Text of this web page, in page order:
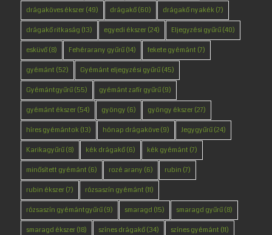
drágaköves ékszer(49) drágakő(60) drágakő nyakék(7)
drágakő ritkaság (13) egyedi ékszer(24) Eljegyzési gyűrű(40)
esküvő(8) Fehérarany gyűrű(14) fekete gyémánt (7)
gyémánt (52) Gyémánt eljegyzési gyűrű(45)
Gyémántgyűrű(55) gyémánt zafír gyűrű(9)
gyémánt ékszer(54) gyöngy (6) gyöngy ékszer(27)
híres gyémántok(13) hónap drágaköve(9) Jegygyűrű(24)
Karikagyűrű(8) kék drágakő(6) kék gyémánt (7)
minősített gyémánt (6) rozé arany (6) rubin (7)
rubin ékszer(7) rózsaszín gyémánt (11)
rózsaszín gyémántgyűrű(9) smaragd (15) smaragd gyűrű(8)
smaragd ékszer(18) színes drágakő(34) színes gyémánt (11)